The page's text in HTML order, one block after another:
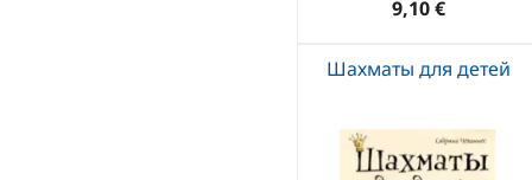
9,10 €
Шахматы для детей